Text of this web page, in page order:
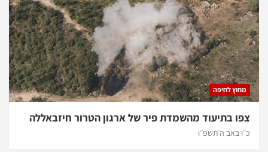
מחוץ לחיפה
צפו בתיעוד מהשמדת פיר של ארגון הטרור חיזבאללה
כ״ו באב ה׳תשפ״ו